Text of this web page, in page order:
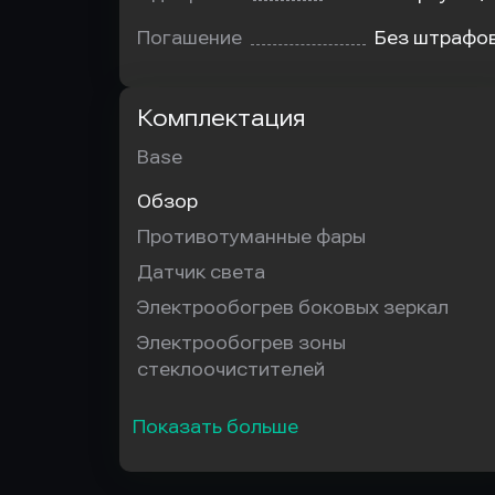
Погашение Без
Комплектация
Base
Обзор
Противотуманные фары
Датчик света
Электрообогрев боковых зеркал
Электрообогрев зоны
стеклоочистителей
Показать больше